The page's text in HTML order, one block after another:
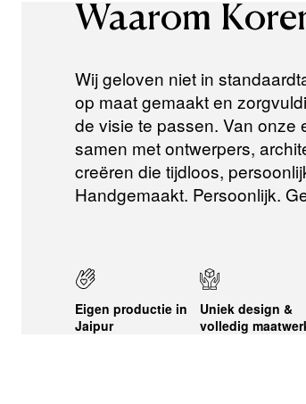
Waarom
Wij geloven niet in
op maat gemaakt en
de visie te passen. Van onze
samen met ontwerpers,
creëren die tijdloos,
Handgemaakt. Persoonlijk.
Eigen productie in
Jaipur
Uniek design &
volledig